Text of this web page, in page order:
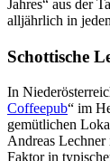
Jahres“ aus der
alljährlich in
Schottische
In
Coffeepub“ im
gemütlichen
Andreas
Faktor in